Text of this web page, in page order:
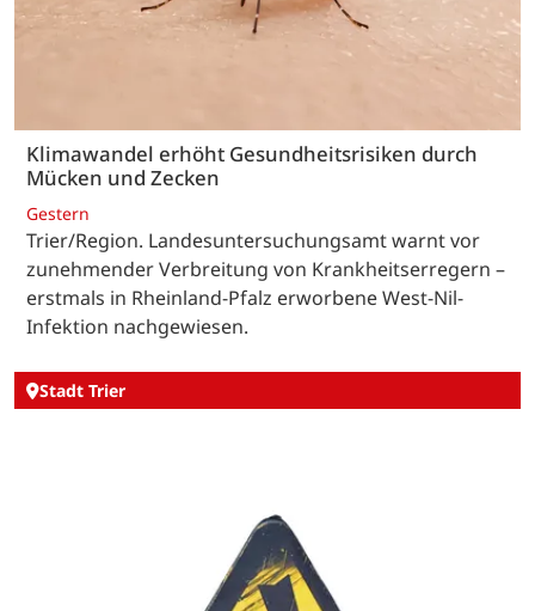
Klimawandel erhöht Gesundheitsrisiken durch
Mücken und Zecken
Gestern
Trier/Region. Landesuntersuchungsamt warnt vor
zunehmender Verbreitung von Krankheitserregern –
erstmals in Rheinland-Pfalz erworbene West-Nil-
Infektion nachgewiesen.
Stadt Trier